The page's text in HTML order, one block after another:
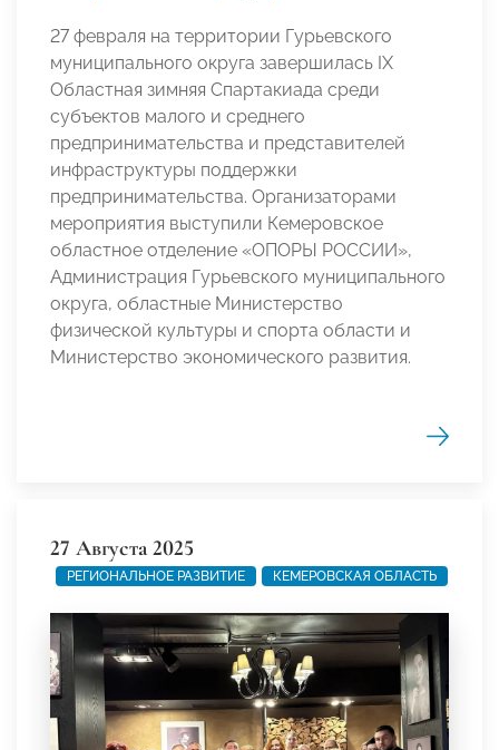
27 февраля на территории Гурьевского
муниципального округа завершилась IX
Областная зимняя Спартакиада среди
субъектов малого и среднего
предпринимательства и представителей
инфраструктуры поддержки
предпринимательства. Организаторами
мероприятия выступили Кемеровское
областное отделение «ОПОРЫ РОССИИ»,
Администрация Гурьевского муниципального
округа, областные Министерство
физической культуры и спорта области и
Министерство экономического развития.
27 Августа 2025
РЕГИОНАЛЬНОЕ РАЗВИТИЕ КЕМЕРОВСКАЯ ОБЛАСТЬ